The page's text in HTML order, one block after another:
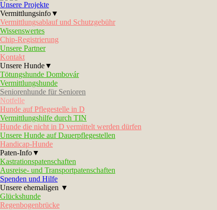
Unsere Projekte
Vermittlungsinfo▼
Vermittlungsablauf und Schutzgebühr
Wissenswertes
Chip-Registrierung
Unsere Partner
Kontakt
Unsere Hunde▼
Tötungshunde Dombovár
Vermittlungshunde
Seniorenhunde für Senioren
Notfelle
Hunde auf Pflegestelle in D
Vermittlungshilfe durch TIN
Hunde die nicht in D vermittelt werden dürfen
Unsere Hunde auf Dauerpflegestellen
Handicap-Hunde
Paten-Info▼
Kastrationspatenschaften
Ausreise- und Transportpatenschaften
Spenden und Hilfe
Unsere ehemaligen ▼
Glückshunde
Regenbogenbrücke